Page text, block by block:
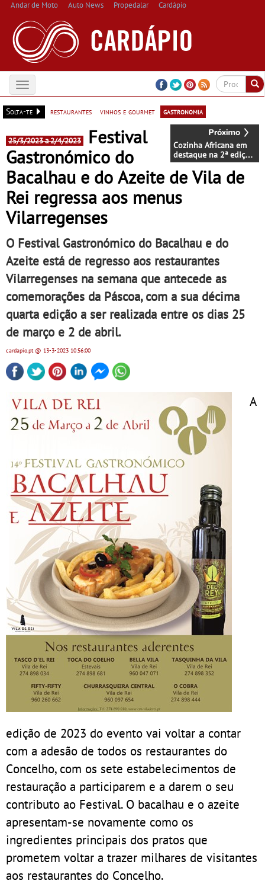
Andar de Moto Auto News Propedalar Cardápio
Toggle
navigation
Solta-te
restaurantes vinhos e gourmet gastronomia
Cozinha Africana em
destaque na 2ª edição
da Feira ComunicAlta
25/3/2023 a 2/4/2023
Festival
Gastronómico do
Bacalhau e do Azeite de Vila de
Rei regressa aos menus
Vilarregenses
O Festival Gastronómico do Bacalhau e do
Azeite está de regresso aos restaurantes
Vilarregenses na semana que antecede as
comemorações da Páscoa, com a sua décima
quarta edição a ser realizada entre os dias 25
de março e 2 de abril.
cardapio.pt@ 13-3-2023 10:56:00
A
edição de 2023 do evento vai voltar a contar
com a adesão de todos os restaurantes do
Concelho, com os sete estabelecimentos de
restauração a participarem e a darem o seu
contributo ao Festival. O bacalhau e o azeite
apresentam-se novamente como os
ingredientes principais dos pratos que
prometem voltar a trazer milhares de visitantes
aos restaurantes do Concelho.